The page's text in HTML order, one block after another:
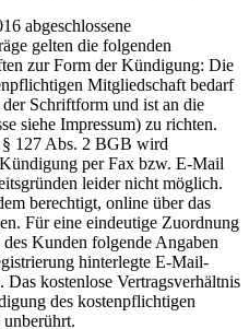
abgeschlossene
gelten die folgenden
zur Form der Kündigung: Die
Mitgliedschaft bedarf
Schriftform und ist an die
siehe Impressum) zu richten.
127 Abs. 2 BGB wird
per Fax bzw. E-Mail
leider nicht möglich.
berechtigt, online über das
Für eine eindeutige Zuordnung
Kunden folgende Angaben
hinterlegte E-Mail-
Das kostenlose Vertragsverhältnis
des kostenpflichtigen
unberührt.